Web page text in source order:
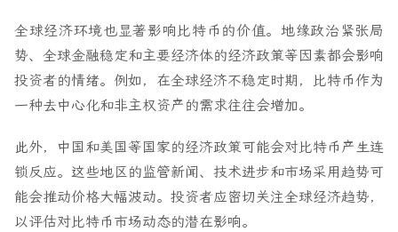
全球经济环境也显著影响比特币的价值。地缘政治紧张局
势、全球金融稳定和主要经济体的经济政策等因素都会影响
投资者的情绪。例如，在全球经济不稳定时期，比特币作为
一种去中心化和非主权资产的需求往往会增加。
此外，中国和美国等国家的经济政策可能会对比特币产生连
锁反应。这些地区的监管新闻、技术进步和市场采用趋势可
能会推动价格大幅波动。投资者应密切关注全球经济趋势，
以评估对比特币市场动态的潜在影响。